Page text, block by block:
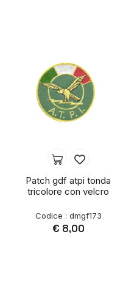
Patch gdf atpi tonda
tricolore con velcro
Codice : dmgf173
€ 8,00